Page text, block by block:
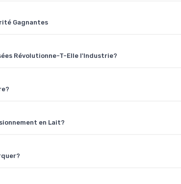
Gagnantes
Révolutionne-T-Elle l'Industrie?
en Lait?